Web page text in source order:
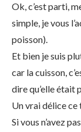
Ok, c’est parti,
simple, je vous
poisson).
Et bien je suis
car la cuisson,
dire qu’elle était
Un vrai délice
Si vous n’avez